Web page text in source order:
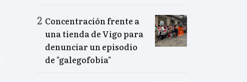
Concentración frente a
una tienda de Vigo para
denunciar un episodio
de "galegofobia"